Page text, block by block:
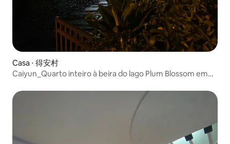
Casa ⋅ 得安村
Caiyun_Quarto inteiro à beira do lago Plum Blossom em